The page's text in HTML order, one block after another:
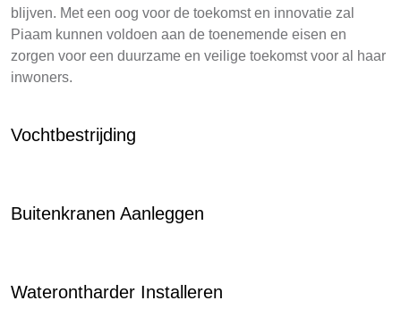
blijven. Met een oog voor de toekomst en innovatie zal
Piaam kunnen voldoen aan de toenemende eisen en
zorgen voor een duurzame en veilige toekomst voor al haar
inwoners.
Vochtbestrijding
Buitenkranen Aanleggen
Waterontharder Installeren